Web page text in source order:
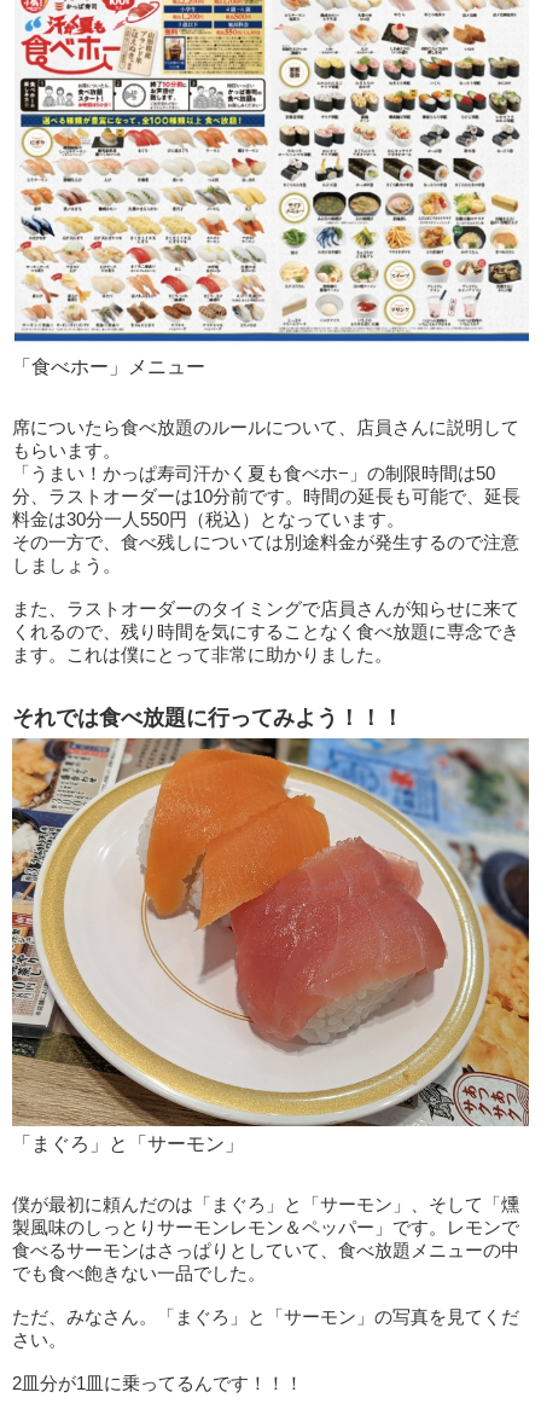
「食べホー」メニュー
席についたら食べ放題のルールについて、店員さんに説明して
もらいます。
「うまい！かっぱ寿司汗かく夏も食べホ−」の制限時間は50
分、ラストオーダーは10分前です。時間の延長も可能で、延長
料金は30分一人550円（税込）となっています。
その一方で、食べ残しについては別途料金が発生するので注意
しましょう。
また、ラストオーダーのタイミングで店員さんが知らせに来て
くれるので、残り時間を気にすることなく食べ放題に専念でき
ます。これは僕にとって非常に助かりました。
それでは食べ放題に行ってみよう！！！
「まぐろ」と「サーモン」
僕が最初に頼んだのは「まぐろ」と「サーモン」、そして「燻
製風味のしっとりサーモンレモン＆ペッパー」です。レモンで
食べるサーモンはさっぱりとしていて、食べ放題メニューの中
でも食べ飽きない一品でした。
ただ、みなさん。「まぐろ」と「サーモン」の写真を見てくだ
さい。
2皿分が1皿に乗ってるんです！！！